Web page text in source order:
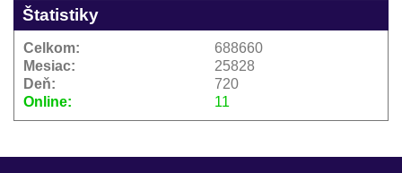
Štatistiky
Online: 11
Celkom:
688660
Mesiac:
25828
Deň:
720